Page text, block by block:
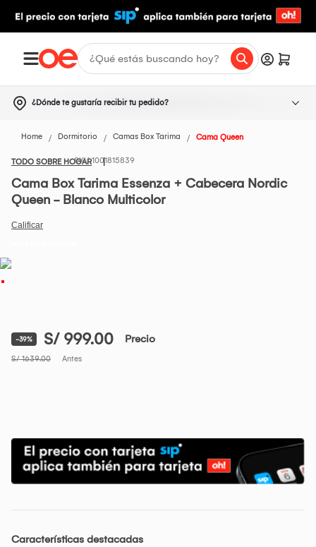
¿Dónde te gustaría recibir tu pedido?
Home Dormitorio Camas Box Tarima Cama Queen
TODO SOBRE HOGAR1001815839
Cama Box Tarima Essenza + Cabecera Nordic
Queen - Blanco Multicolor
-39% S/ 999.00 Precio
S/ 1639.00 Antes
Características destacadas